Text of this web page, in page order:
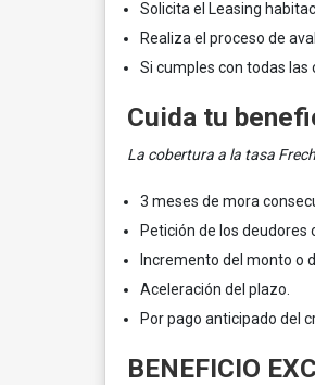
Solicita el Leasing
Realiza el proceso de
Si cumples con todas las
Cuida tu
La cobertura a la tasa
3 meses de mora
Petición de los deudores
Incremento del monto o
Aceleración del plazo.
Por pago anticipado del
BENEFICIO